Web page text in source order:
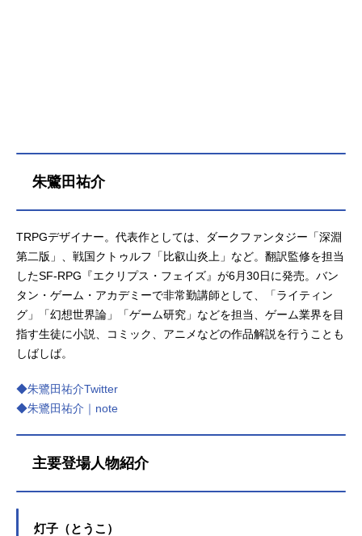
朱鷺田祐介
TRPGデザイナー。代表作としては、ダークファンタジー「深淵
第二版」、戦国クトゥルフ「比叡山炎上」など。翻訳監修を担当
したSF-RPG『エクリプス・フェイズ』が6月30日に発売。バン
タン・ゲーム・アカデミーで非常勤講師として、「ライティン
グ」「幻想世界論」「ゲーム研究」などを担当、ゲーム業界を目
指す生徒に小説、コミック、アニメなどの作品解説を行うことも
しばしば。
◆朱鷺田祐介Twitter
◆朱鷺田祐介｜note
主要登場人物紹介
灯子（とうこ）